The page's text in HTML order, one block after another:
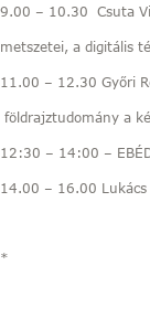
9.00 – 10.30 Csuta
metszetei, a digitális
11.00 – 12.30 Győri
földrajztudomány a
12:30 – 14:00 –
14.00 – 16.00 Lukács
*